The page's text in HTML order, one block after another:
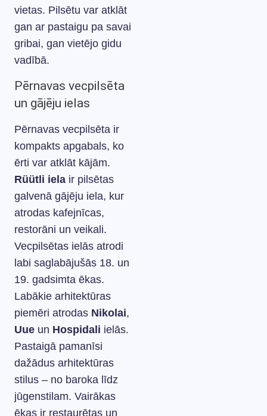
vietas. Pilsētu var atklāt
gan ar pastaigu pa savai
gribai, gan vietējo gidu
vadībā.
Pērnavas vecpilsēta
un gājēju ielas
Pērnavas vecpilsēta ir
kompakts apgabals, ko
ērti var atklāt kājām.
Rüütli iela ir pilsētas
galvenā gājēju iela, kur
atrodas kafejnīcas,
restorāni un veikali.
Vecpilsētas ielās atrodi
labi saglabājušās 18. un
19. gadsimta ēkas.
Labākie arhitektūras
piemēri atrodas Nikolai,
Uue un Hospidali ielās.
Pastaigā pamanīsi
dažādus arhitektūras
stilus – no baroka līdz
jūgenstilam. Vairākas
ēkas ir restaurētas un